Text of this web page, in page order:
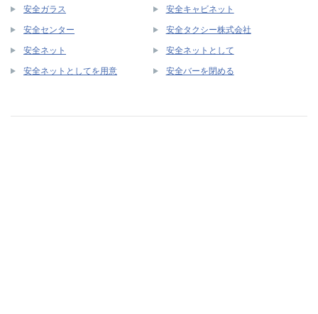
安全ガラス 安全キャビネット
安全センター 安全タクシー株式会社
安全ネット 安全ネットとして
安全ネットとしてを用意 安全バーを閉める